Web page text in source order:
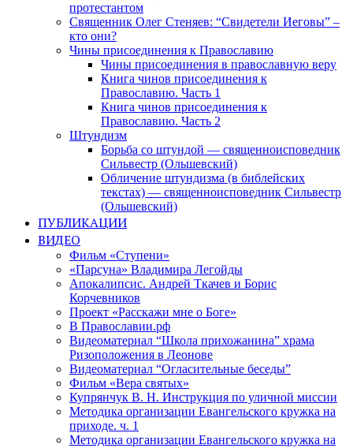
протестантом
Священник Олег Стеняев: “Свидетели Иеговы” –
кто они?
Чины присоединения к Православию
Чины присоединения в православную веру
Книга чинов присоединения к
Православию. Часть 1
Книга чинов присоединения к
Православию. Часть 2
Штундизм
Борьба со штундой — священноисповедник
Сильвестр (Ольшевский)
Обличение штундизма (в библейских
текстах) — священноисповедник Сильвестр
(Ольшевский)
ПУБЛИКАЦИИ
ВИДЕО
Фильм «Ступени»
«Парсуна» Владимира Легойды
Апокалипсис. Андрей Ткачев и Борис
Корчевников
Проект «Расскажи мне о Боге»
В Православии.рф
Видеоматериал “Школа прихожанина” храма
Ризоположения в Леонове
Видеоматериал “Огласительные беседы”
Фильм «Вера святых»
Купрянчук В. Н. Инструкция по уличной миссии
Методика организации Евангельского кружка на
приходе. ч. 1
Методика организации Евангельского кружка на